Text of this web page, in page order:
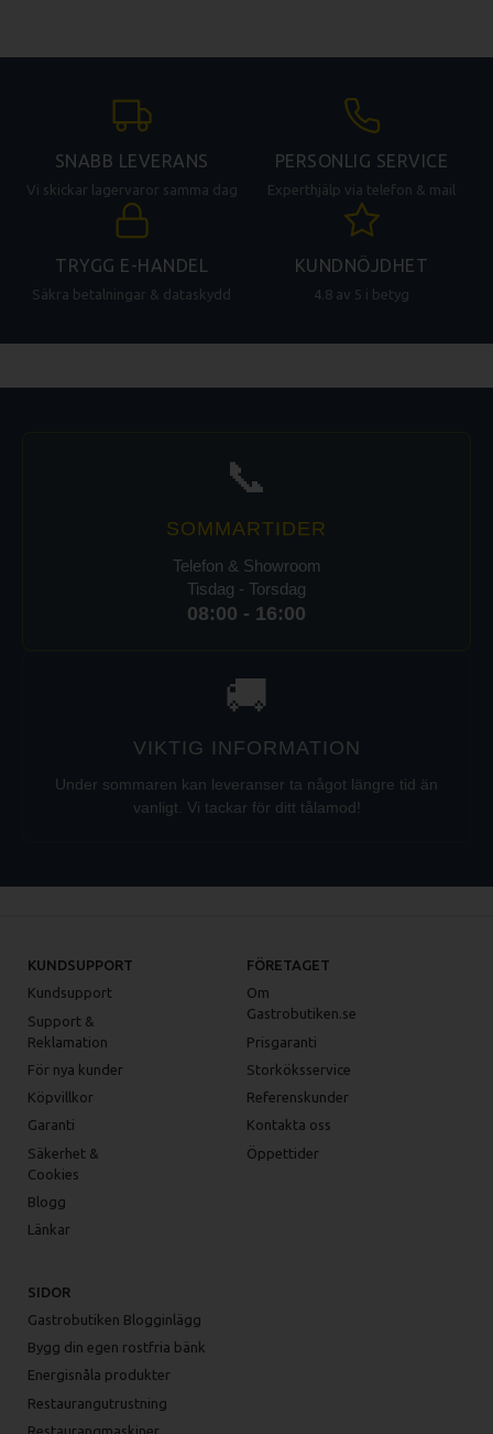
varumärken av zip-påsar på marknaden. För att kunna återförsluta
flaska håller sig fräscht längre.
- Ergonomisk design
- Drivs med 2 st 1,5V AA-batterier eller via medföljande USB-kabel
- Låg ljudnivå (56dB)
- Batteri: 2x1.5V AA
SNABB LEVERANS
Vi skickar lagervaror samma dag
PERSONLIG SERVICE
Experthjälp via telefon & mail
TRYGG E-HANDEL
Säkra betalningar & dataskydd
KUNDNÖJDHET
4.8 av 5 i betyg
📞
SOMMARTIDER
Telefon & Showroom
Tisdag - Torsdag
08:00 - 16:00
🚚
VIKTIG INFORMATION
Under sommaren kan leveranser ta något längre tid än
vanligt. Vi tackar för ditt tålamod!
KUNDSUPPORT
Kundsupport
Support &
Reklamation
För nya kunder
Köpvillkor
Garanti
Säkerhet &
Cookies
Blogg
Länkar
FÖRETAGET
Om
Gastrobutiken.se
Prisgaranti
Storköksservice
Referenskunder
Kontakta oss
Öppettider
SIDOR
Gastrobutiken Blogginlägg
Bygg din egen rostfria bänk
Energisnåla produkter
Restaurangutrustning
Restaurangmaskiner